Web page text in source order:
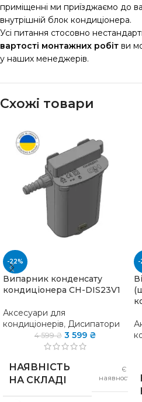
приміщенні ми приїзджаємо до
внутрішній блок кондиціонера.
Усі питання стосовно
вартості монтажних робіт ви
у наших менеджерів.
Схожі товари
-22%
Випарник конденсату
кондиціонера CH-DIS23V1
Аксесуари для
кондиціонерів, Дисипатори
4 599₴ 3 599 ₴
НАЯВНІСТЬ
НА СКЛАДІ
Є в
наявності
-